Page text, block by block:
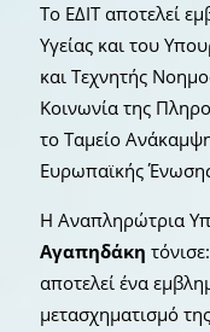
Το ΕΔΙΤ αποτελεί
Υγείας και του
και Τεχνητής
Κοινωνία της
το Ταμείο
Ευρωπαϊκής
Η Αναπληρώτρια
Αγαπηδάκη
αποτελεί ένα
μετασχηματισμό